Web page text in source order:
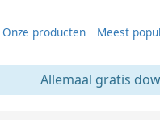
Onze producten Meest
Allemaal gratis